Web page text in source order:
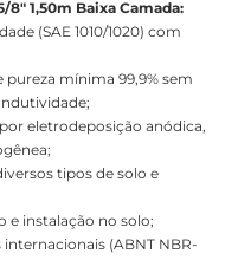
1,50m Baixa Camada:
(SAE 1010/1020) com
mínima 99,9% sem
eletrodeposição anódica,
tipos de solo e
e instalação no solo;
(ABNT NBR-